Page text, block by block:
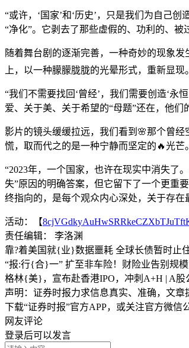
“或许，‘国家’和‘历史’，只是我们为自己
“净化”。它剥去了那些虚假的、功利的、被
随着舞台剧的逐渐完善，一种奇妙的现象
上，以一种朦朦胧胧的光晕形式，重新显
“我们不需要找回‘曾经’，我们需要创造‘
爱、关于美、关于希望的“母题”还在，他们
影片的镜头缓缓拉远，我们看到🌸那个曾
慌，取而代之的是一种宁静而坚定的🔥光芒。
“2023年，一个国家，也许在现实中消失了
失”原因的明确答案，但它留下了一个更重
终指向的，是每个观众内心深处，关于存在
活动：【
责任编辑： 李洛渊
靠?着美国就{业}数据噩耗 全球长债暂时止
“报:行{合}一” 扩至非车险！财险业告别规
格林{美}，宣布赴香港IPO，冲刺A+H | A股
声明：证券时报力求信息真实、准确，文
下载“证券时报”官方APP，或关注官方微信
网友评论
登录后可以发言